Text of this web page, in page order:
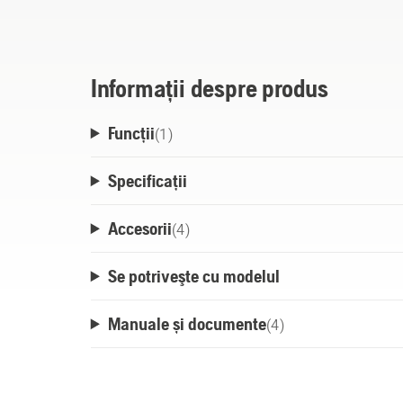
Informații despre produs
Funcții(1 )
Specificații
Accesorii(4)
Se potriveşte cu modelul
Manuale și documente(4)